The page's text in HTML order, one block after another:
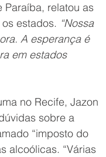
Paraíba, relatou as
estados. “Nossa
A esperança é
em estados
no Recife, Jazon
sobre a
“imposto do
alcoólicas. “Várias